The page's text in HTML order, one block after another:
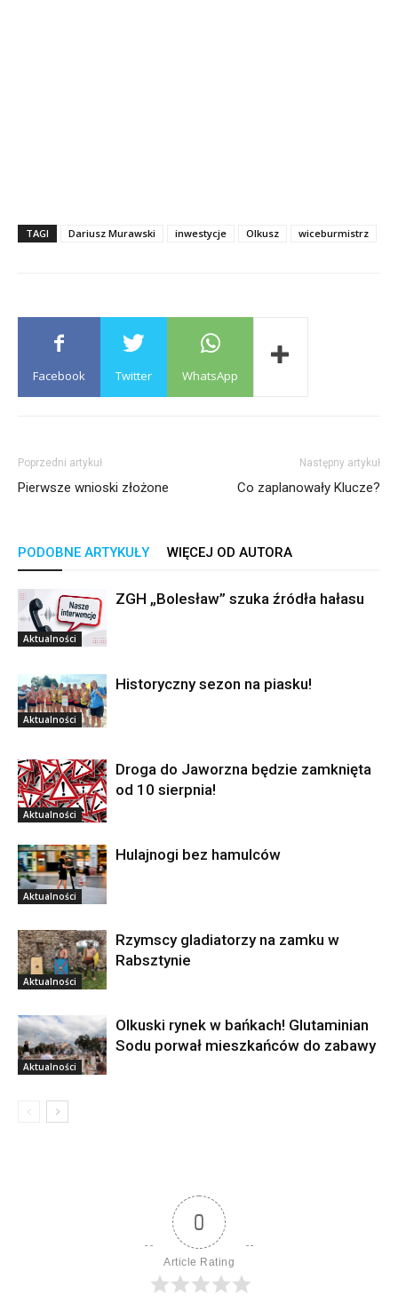
TAGI Dariusz Murawski inwestycje Olkusz wiceburmistrz
Facebook Twitter WhatsApp
Poprzedni artykuł
Pierwsze wnioski złożone
Następny artykuł
Co zaplanowały Klucze?
PODOBNE ARTYKUŁY WIĘCEJ OD AUTORA
Aktualności
ZGH „Bolesław” szuka źródła hałasu
Aktualności
Historyczny sezon na piasku!
Aktualności
Droga do Jaworzna będzie zamknięta
od 10 sierpnia!
Aktualności
Hulajnogi bez hamulców
Aktualności
Rzymscy gladiatorzy na zamku w
Rabsztynie
Aktualności
Olkuski rynek w bańkach! Glutaminian
Sodu porwał mieszkańców do zabawy
0
Article Rating